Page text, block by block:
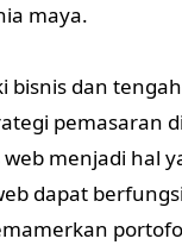
maya.
bisnis dan
pemasaran
menjadi hal
dapat